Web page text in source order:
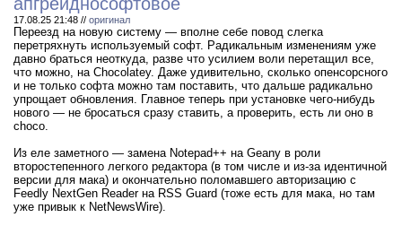
17.08.25 21:48 // оригинал
Переезд на новую систему — вполне себе повод слегка
перетряхнуть используемый софт. Радикальным изменениям уже
давно браться неоткуда, разве что усилием воли перетащил все,
что можно, на Chocolatey. Даже удивительно, сколько опенсорсного
и не только софта можно там поставить, что дальше радикально
упрощает обновления. Главное теперь при установке чего-нибудь
нового — не бросаться сразу ставить, а проверить, есть ли оно в
choco.
Из еле заметного — замена Notepad++ на Geany в роли
второстепенного легкого редактора (в том числе и из-за идентичной
версии для мака) и окончательно поломавшего авторизацию с
Feedly NextGen Reader на RSS Guard (тоже есть для мака, но там
уже привык к NetNewsWire).